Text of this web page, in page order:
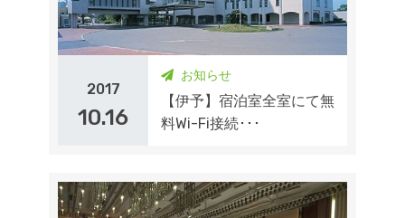
2017
10.16
お知らせ
【伊予】宿泊室全室にて無
料Wi-Fi接続･･･